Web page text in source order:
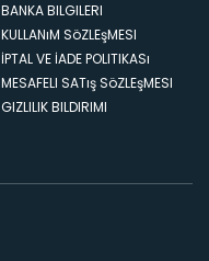
BANKA BILGILERI
KULLANıM SöZLEşMESI
İPTAL VE İADE POLITIKASı
MESAFELI SATış SöZLEşMESI
GIZLILIK BILDIRIMI